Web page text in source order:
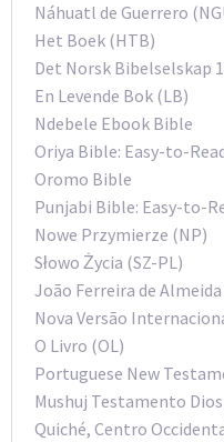
Náhuatl de Guerrero
Het Boek (HTB)
Det Norsk Bibelselskap
En Levende Bok (LB)
Ndebele Ebook Bible
Oriya Bible: Easy-to-
Oromo Bible
Punjabi Bible: Easy-to-
Nowe Przymierze (NP)
Słowo Życia (SZ-PL)
João Ferreira de
Nova Versão
O Livro (OL)
Portuguese New
Mushuj Testamento
Quiché, Centro